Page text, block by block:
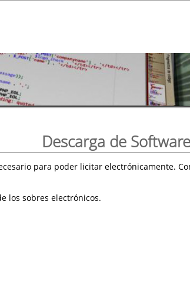
Descarga de Software
para poder licitar electrónicamente.
los sobres electrónicos.